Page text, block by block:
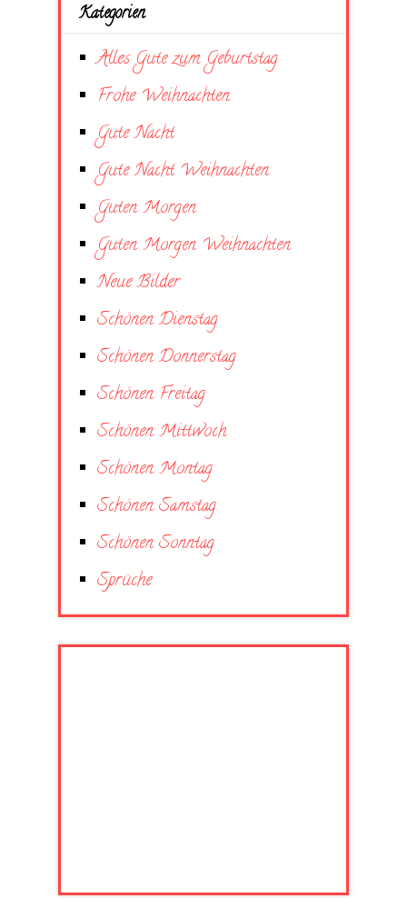
Kategorien
Alles Gute zum Geburtstag
Frohe Weihnachten
Gute Nacht
Gute Nacht Weihnachten
Guten Morgen
Guten Morgen Weihnachten
Neue Bilder
Schönen Dienstag
Schönen Donnerstag
Schönen Freitag
Schönen Mittwoch
Schönen Montag
Schönen Samstag
Schönen Sonntag
Sprüche